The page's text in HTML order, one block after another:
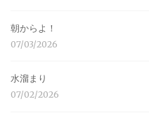
朝からよ！
07/03/2026
水溜まり
07/02/2026